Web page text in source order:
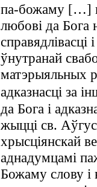
па-божаму […]
любові да Бога
ўнутранай
матэрыяльных
адказнасці за
да Бога і
жыцці св.
хрысціянскай
аднадумцамі
Божаму слову і